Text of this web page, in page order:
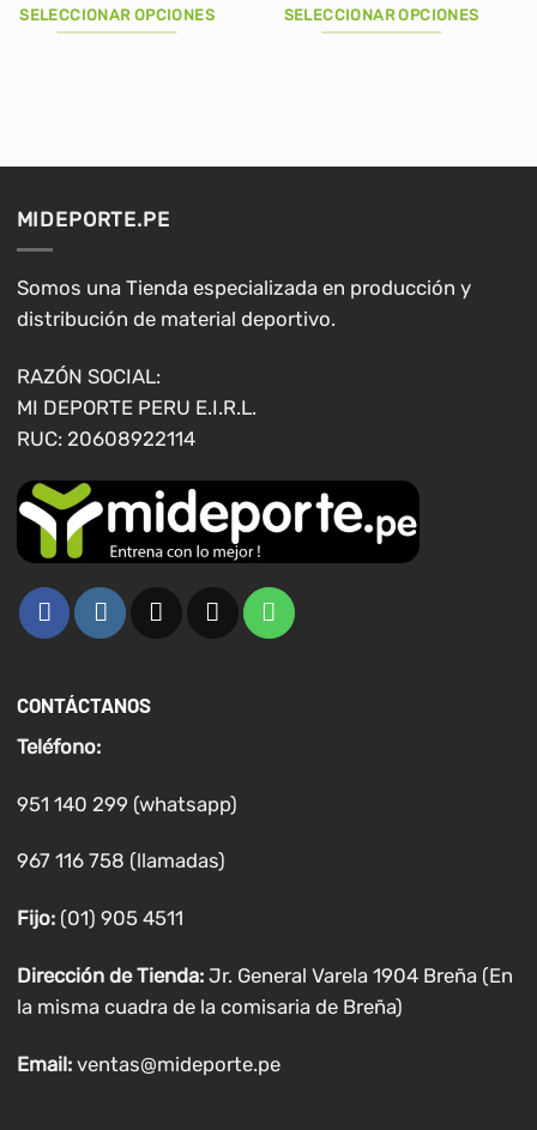
original
era:
actual
es:
SELECCIONAR OPCIONES
se
pueden
elegir
en
página
de
producto
original
era:
actual
es:
SELECCIONAR OPCIONES
elegir
en
MIDEPORTE.PE
Somos una Tienda especializada en producción y
distribución de material deportivo.
RAZÓN SOCIAL:
MI DEPORTE PERU E.I.R.L.
RUC: 20608922114
CONTÁCTANOS
Teléfono:
951 140 299 (whatsapp)
967 116 758 (llamadas)
Fijo:(01) 905 4511
Dirección de Tienda: Jr. General Varela 1904 Breña (En
la misma cuadra de la comisaria de Breña)
Email: ventas@mideporte.pe